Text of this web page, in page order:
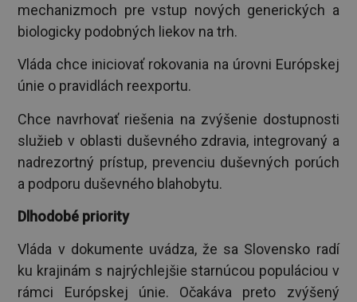
mechanizmoch pre vstup nových generických a
biologicky podobných liekov na trh.
Vláda chce iniciovať rokovania na úrovni Európskej
únie o pravidlách reexportu.
Chce navrhovať riešenia na zvýšenie dostupnosti
služieb v oblasti duševného zdravia, integrovaný a
nadrezortný prístup, prevenciu duševných porúch
a podporu duševného blahobytu.
Dlhodobé priority
Vláda v dokumente uvádza, že sa Slovensko radí
ku krajinám s najrýchlejšie starnúcou populáciou v
rámci Európskej únie. Očakáva preto zvýšený